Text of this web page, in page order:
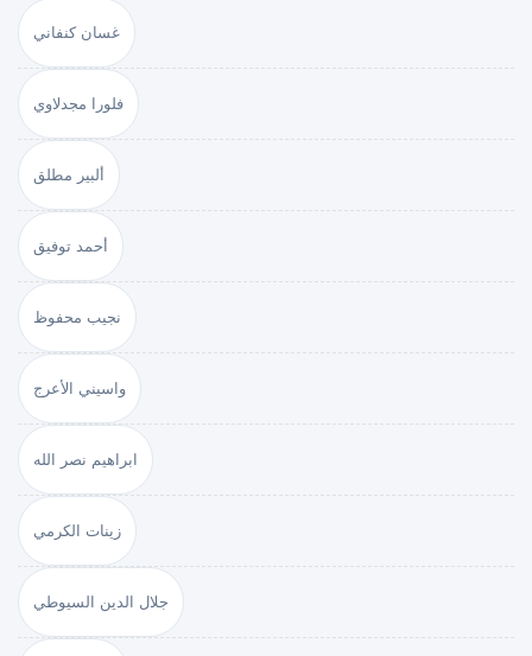
غسان كنفاني
فلورا مجدلاوي
ألبير مطلق
أحمد توفيق
نجيب محفوظ
واسيني الأعرج
ابراهيم نصر الله
زينات الكرمي
جلال الدين السيوطي